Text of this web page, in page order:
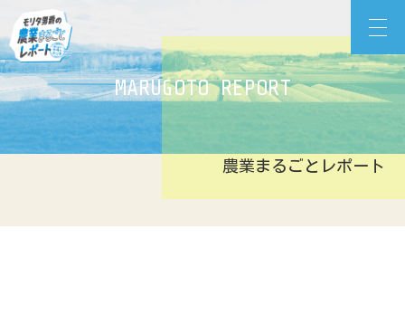
content
モリタ男爵の農業まるごとレポート
MARUGOTO REPORT
農業まるごとレポート